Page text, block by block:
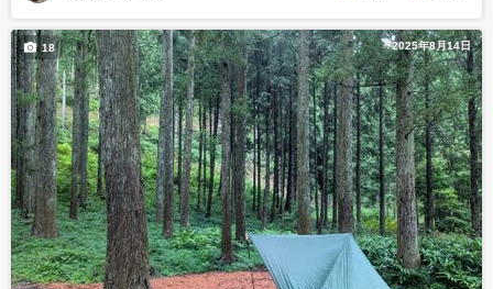
2025年8月14日
18